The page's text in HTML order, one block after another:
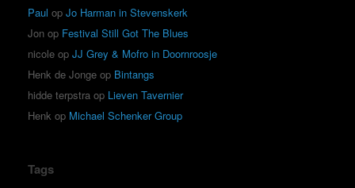
Paul op Jo Harman in Stevenskerk
Jon op Festival Still Got The Blues
nicole op JJ Grey & Mofro in Doornroosje
Henk de Jonge op Bintangs
hidde terpstra op Lieven Tavernier
Henk op Michael Schenker Group
Tags